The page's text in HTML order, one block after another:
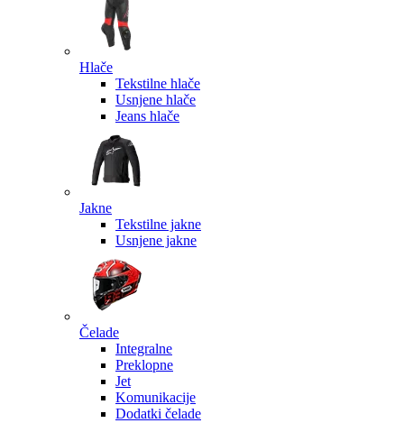
Hlače
Tekstilne hlače
Usnjene hlače
Jeans hlače
Jakne
Tekstilne jakne
Usnjene jakne
Čelade
Integralne
Preklopne
Jet
Komunikacije
Dodatki čelade